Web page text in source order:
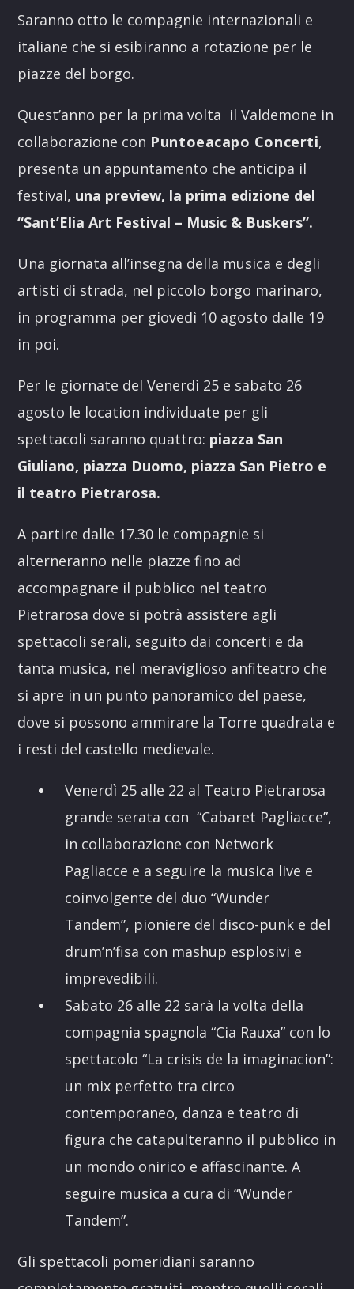
Saranno otto le compagnie internazionali e
italiane che si esibiranno a rotazione per le
piazze del borgo.
Quest’anno per la prima volta il Valdemone in
collaborazione con Puntoeacapo Concerti,
presenta un appuntamento che anticipa il
festival, una preview, la prima edizione del
“Sant’Elia Art Festival – Music & Buskers”.
Una giornata all’insegna della musica e degli
artisti di strada, nel piccolo borgo marinaro,
in programma per giovedì 10 agosto dalle 19
in poi.
Per le giornate del Venerdì 25 e sabato 26
agosto le location individuate per gli
spettacoli saranno quattro: piazza San
Giuliano, piazza Duomo, piazza San Pietro e
il teatro Pietrarosa.
A partire dalle 17.30 le compagnie si
alterneranno nelle piazze fino ad
accompagnare il pubblico nel teatro
Pietrarosa dove si potrà assistere agli
spettacoli serali, seguito dai concerti e da
tanta musica, nel meraviglioso anfiteatro che
si apre in un punto panoramico del paese,
dove si possono ammirare la Torre quadrata e
i resti del castello medievale.
Venerdì 25 alle 22 al Teatro Pietrarosa
grande serata con “Cabaret Pagliacce”,
in collaborazione con Network
Pagliacce e a seguire la musica live e
coinvolgente del duo “Wunder
Tandem”, pioniere del disco-punk e del
drum’n’fisa con mashup esplosivi e
imprevedibili.
Sabato 26 alle 22 sarà la volta della
compagnia spagnola “Cia Rauxa” con lo
spettacolo “La crisis de la imaginacion”:
un mix perfetto tra circo
contemporaneo, danza e teatro di
figura che catapulteranno il pubblico in
un mondo onirico e affascinante. A
seguire musica a cura di “Wunder
Tandem”.
Gli spettacoli pomeridiani saranno